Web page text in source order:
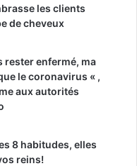
les clients
de cheveux
rester enfermé, ma
le coronavirus « ,
aux autorités
8 habitudes, elles
reins!